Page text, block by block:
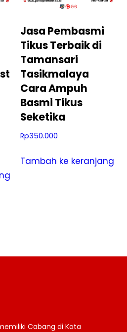
Jasa Pembasmi
Tikus Terbaik di
Tamansari
Tasikmalaya
Cara Ampuh
Basmi Tikus
Seketika
Rp350.000
Tambah ke keranjang
Cabang di Kota